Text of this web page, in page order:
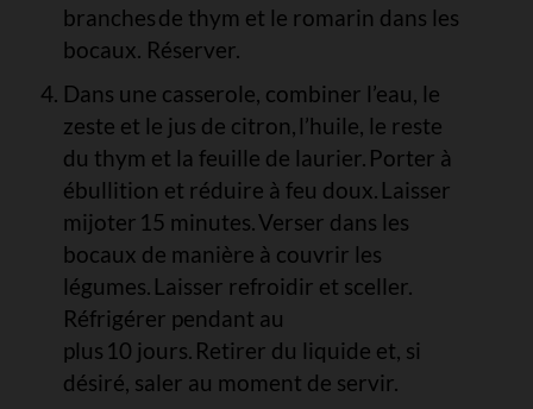
branches de thym et le romarin dans les
bocaux. Réserver.
Dans une casserole, combiner l’eau, le
zeste et le jus de citron, l’huile, le reste
du thym et la feuille de laurier. Porter à
ébullition et réduire à feu doux. Laisser
mijoter 15 minutes. Verser dans les
bocaux de manière à couvrir les
légumes. Laisser refroidir et sceller.
Réfrigérer pendant au
plus 10 jours. Retirer du liquide et, si
désiré, saler au moment de servir.